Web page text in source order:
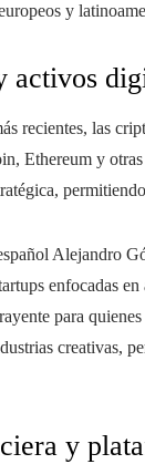
y
activos
recientes, las
Ethereum y
Alejandro
enfocadas
para
creativas,
y